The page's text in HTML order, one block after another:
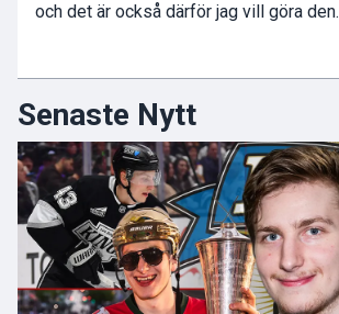
och det är också därför jag vill göra den.
Senaste Nytt